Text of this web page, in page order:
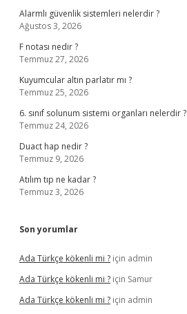
Alarmlı güvenlik sistemleri nelerdir ?
Ağustos 3, 2026
F notası nedir ?
Temmuz 27, 2026
Kuyumcular altın parlatır mı ?
Temmuz 25, 2026
6. sınıf solunum sistemi organları nelerdir ?
Temmuz 24, 2026
Duact hap nedir ?
Temmuz 9, 2026
Atılım tıp ne kadar ?
Temmuz 3, 2026
Son yorumlar
Ada Türkçe kökenli mi ? için admin
Ada Türkçe kökenli mi ? için Samur
Ada Türkçe kökenli mi ? için admin